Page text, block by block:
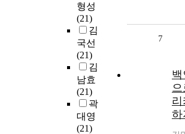
형성
(21)
김
국선
(21)
김
남효
(21)
곽
대영
(21)
7
백
으
리
하